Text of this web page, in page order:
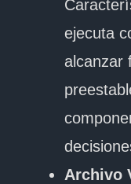
ejecuta
alcanzar
Archivo